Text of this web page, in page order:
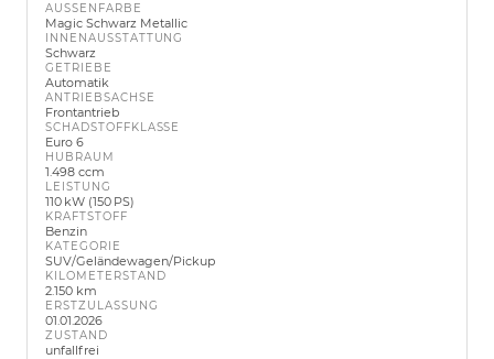
AUSSENFARBE
Magic Schwarz Metallic
INNENAUSSTATTUNG
Schwarz
GETRIEBE
Automatik
ANTRIEBSACHSE
Frontantrieb
SCHADSTOFFKLASSE
Euro 6
HUBRAUM
1.498 ccm
LEISTUNG
110 kW (150 PS)
KRAFTSTOFF
Benzin
KATEGORIE
SUV/Geländewagen/Pickup
KILOMETERSTAND
2.150 km
ERSTZULASSUNG
01.01.2026
ZUSTAND
unfallfrei